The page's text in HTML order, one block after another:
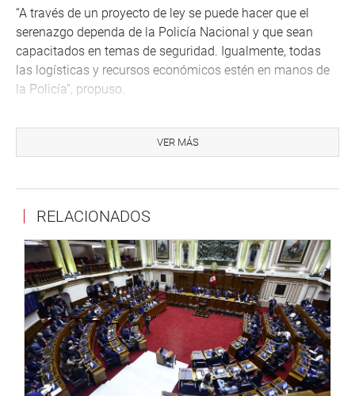
“A través de un proyecto de ley se puede hacer que el
serenazgo dependa de la Policía Nacional y que sean
capacitados en temas de seguridad. Igualmente, todas
las logísticas y recursos económicos estén en manos de
la Policía”, propuso.
VER MÁS
RELACIONADOS